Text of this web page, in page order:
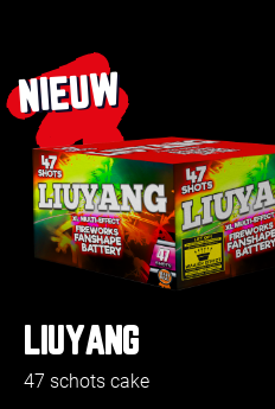
NIEUW
LIUYANG
47 schots cake